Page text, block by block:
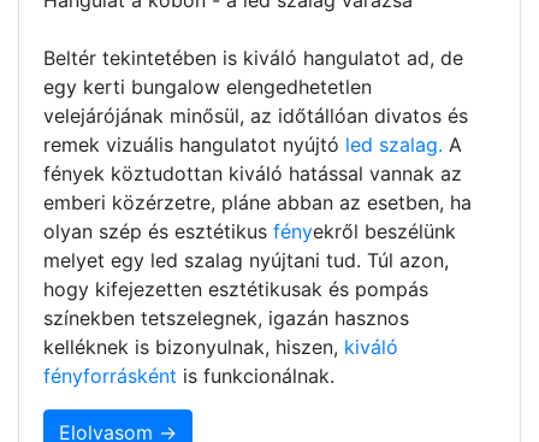
Beltér tekintetében is kiváló hangulatot ad, de
egy kerti bungalow elengedhetetlen
velejárójának minősül, az időtállóan divatos és
remek vizuális hangulatot nyújtó led szalag. A
fények köztudottan kiváló hatással vannak az
emberi közérzetre, pláne abban az esetben, ha
olyan szép és esztétikus fényekről beszélünk
melyet egy led szalag nyújtani tud. Túl azon,
hogy kifejezetten esztétikusak és pompás
színekben tetszelegnek, igazán hasznos
kelléknek is bizonyulnak, hiszen, kiváló
fényforrásként is funkcionálnak.
Elolvasom →